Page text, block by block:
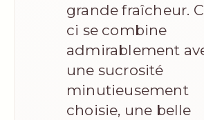
grande fraîcheur.
ci se combine
admirablement
une sucrosité
minutieusement
choisie, une belle